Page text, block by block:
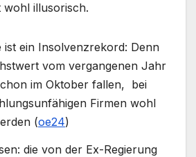
wohl illusorisch.
ist ein Insolvenzrekord: Denn
vom vergangenen Jahr
im Oktober fallen, bei
Firmen wohl
(oe24)
die von der Ex-Regierung